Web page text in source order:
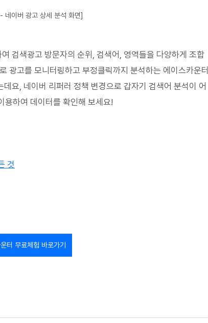
네이버 광고 상세 분석 화면]
검색광고 방문자의 순위, 검색어, 영역들을 다양하게 조합
광고를 모니터링하고 부정클릭까지 분석하는 에이스카운터
요, 네이버 리퍼러 정책 변경으로 갑자기 검색어 분석이 어
용하여 데이터를 확인해 보세요!
것
터 무료체험 바로가기